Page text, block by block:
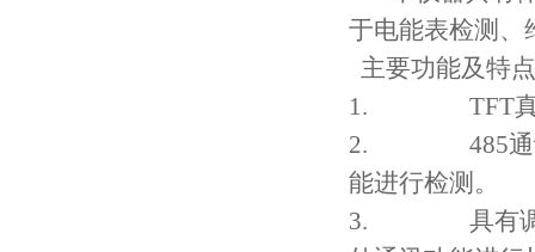
于电能表检测、
主要功能及特
1.
TFT
2.
485
能进行检测。
3.
具有